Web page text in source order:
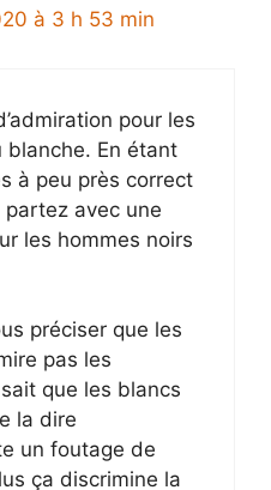
à 3 h 53 min
pour les
blanche. En étant
à peu près correct
avec une
les hommes noirs
préciser que les
pas les
que les blancs
la dire
un foutage de
ça discrimine la